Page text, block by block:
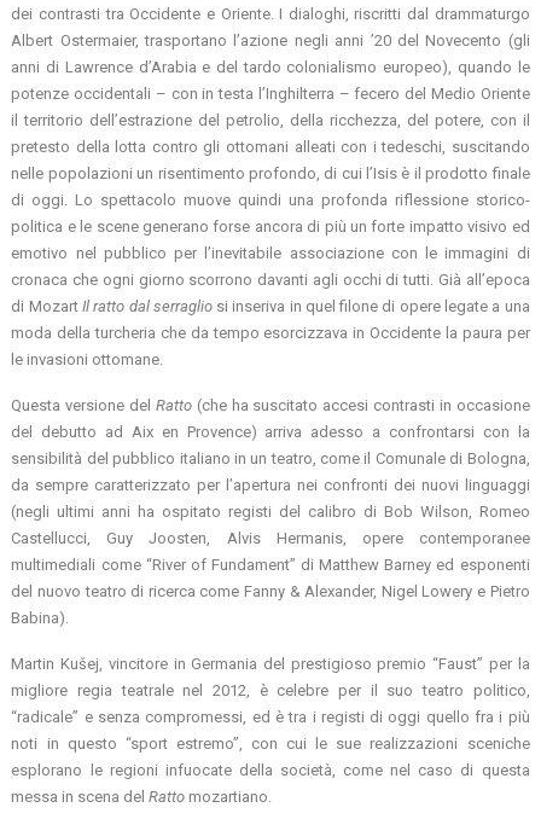
dei contrasti tra Occidente e Oriente. I dialoghi, riscritti dal drammaturgo
Albert Ostermaier, trasportano l’azione negli anni ’20 del Novecento (gli
anni di Lawrence d’Arabia e del tardo colonialismo europeo), quando le
potenze occidentali – con in testa l’Inghilterra – fecero del Medio Oriente
il territorio dell’estrazione del petrolio, della ricchezza, del potere, con il
pretesto della lotta contro gli ottomani alleati con i tedeschi, suscitando
nelle popolazioni un risentimento profondo, di cui l’Isis è il prodotto finale
di oggi. Lo spettacolo muove quindi una profonda riflessione storico-
politica e le scene generano forse ancora di più un forte impatto visivo ed
emotivo nel pubblico per l’inevitabile associazione con le immagini di
cronaca che ogni giorno scorrono davanti agli occhi di tutti. Già all’epoca
di MozartIl ratto dal serragliosi inseriva in quel filone di opere legate a una
moda della turcheria che da tempo esorcizzava in Occidente la paura per
le invasioni ottomane.
Questa versione del Ratto(che ha suscitato accesi contrasti in occasione
del debutto ad Aix en Provence) arriva adesso a confrontarsi con la
sensibilità del pubblico italiano in un teatro, come il Comunale di Bologna,
da sempre caratterizzato per l’apertura nei confronti dei nuovi linguaggi
(negli ultimi anni ha ospitato registi del calibro di Bob Wilson, Romeo
Castellucci, Guy Joosten, Alvis Hermanis, opere contemporanee
multimediali come “River of Fundament” di Matthew Barney ed esponenti
del nuovo teatro di ricerca come Fanny & Alexander, Nigel Lowery e Pietro
Babina).
Martin Kušej, vincitore in Germania del prestigioso premio “Faust” per la
migliore regia teatrale nel 2012, è celebre per il suo teatro politico,
“radicale” e senza compromessi, ed è tra i registi di oggi quello fra i più
noti in questo “sport estremo”, con cui le sue realizzazioni sceniche
esplorano le regioni infuocate della società, come nel caso di questa
messa in scena delRatto mozartiano.